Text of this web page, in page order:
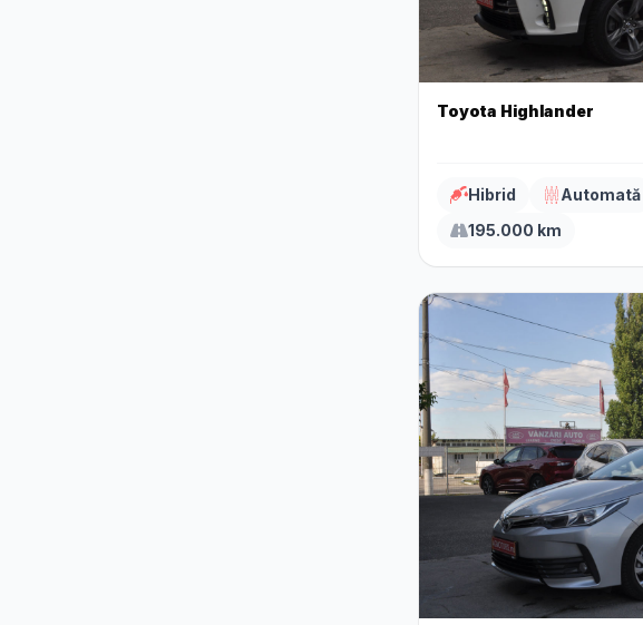
Toyota Highlander
Hibrid Automată
195.000 km